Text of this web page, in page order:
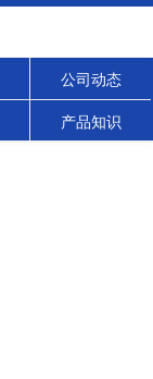
公司动态
产品知识